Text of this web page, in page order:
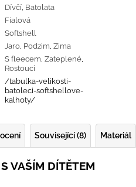
Dívčí, Batolata
Fialová
Softshell
Jaro, Podzim, Zima
S fleecem, Zateplené,
Rostoucí
/tabulka-velikosti-
batoleci-softshellove-
kalhoty/
Související (8) Materiál
VAŠÍM DÍTĚTEM